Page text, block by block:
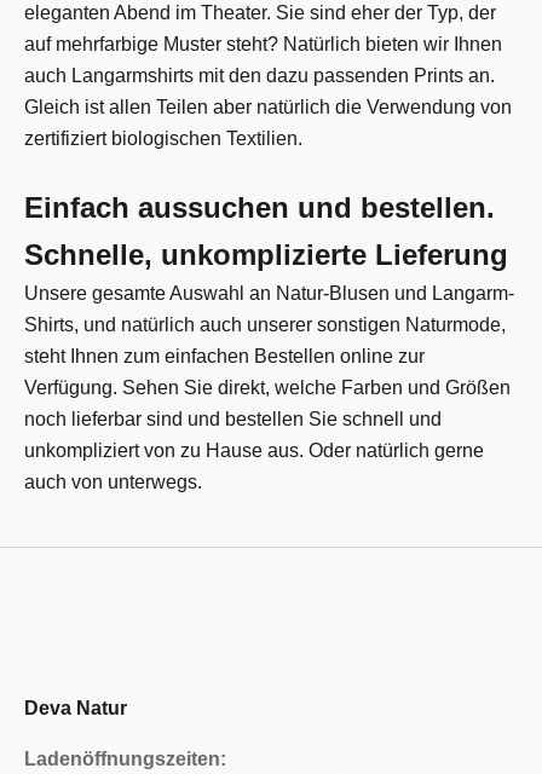
eleganten Abend im Theater. Sie sind eher der Typ, der
auf mehrfarbige Muster steht? Natürlich bieten wir Ihnen
auch Langarmshirts mit den dazu passenden Prints an.
Gleich ist allen Teilen aber natürlich die Verwendung von
zertifiziert biologischen Textilien.
Einfach aussuchen und bestellen.
Schnelle, unkomplizierte Lieferung
Unsere gesamte Auswahl an Natur-Blusen und Langarm-
Shirts, und natürlich auch unserer sonstigen Naturmode,
steht Ihnen zum einfachen Bestellen online zur
Verfügung. Sehen Sie direkt, welche Farben und Größen
noch lieferbar sind und bestellen Sie schnell und
unkompliziert von zu Hause aus. Oder natürlich gerne
auch von unterwegs.
Deva Natur
Ladenöffnungszeiten: